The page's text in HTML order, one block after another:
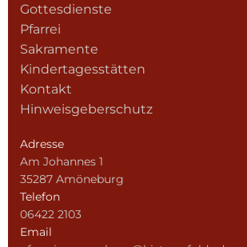
Gottesdienste
Pfarrei
Sakramente
Kindertagesstätten
Kontakt
Hinweisgeberschutz
Adresse
Am Johannes 1
35287 Amöneburg
Telefon
06422 2103
Email